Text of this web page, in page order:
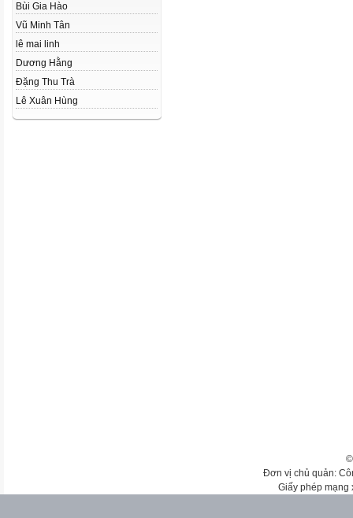
Bùi Gia Hào
Vũ Minh Tân
lê mai linh
Dương Hằng
Đặng Thu Trà
Lê Xuân Hùng
Đơn vị chủ quản:
Giấy phép mạng